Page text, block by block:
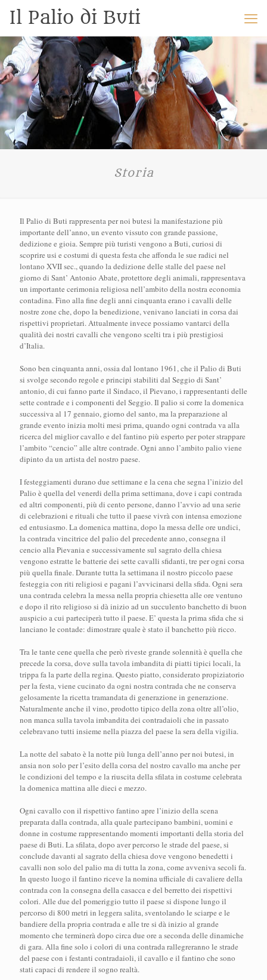
Il Palio di Buti
Storia
Il Palio di Buti rappresenta per noi butesi la manifestazione più
importante dell’anno, un evento vissuto con grande passione,
dedizione e gioia. Sempre più turisti vengono a Buti, curiosi di
scoprire usi e costumi di questa festa che affonda le sue radici nel
lontano XVII sec., quando la dedizione delle stalle del paese nel
giorno di Sant’ Antonio Abate, protettore degli animali, rappresentava
un importante cerimonia religiosa nell’ambito della nostra economia
contadina. Fino alla fine degli anni cinquanta erano i cavalli delle
nostre zone che, dopo la benedizione, venivano lanciati in corsa dai
rispettivi proprietari. Attualmente invece possiamo vantarci della
qualità dei nostri cavalli che vengono scelti tra i più prestigiosi
d’Italia.
Sono ben cinquanta anni, ossia dal lontano 1961, che il Palio di Buti
si svolge secondo regole e principi stabiliti dal Seggio di Sant’
antonio, di cui fanno parte il Sindaco, il Pievano, i rappresentanti delle
sette contrade e i componenti del Seggio. Il palio si corre la domenica
successiva al 17 gennaio, giorno del santo, ma la preparazione al
grande evento inizia molti mesi prima, quando ogni contrada va alla
ricerca del miglior cavallo e del fantino più esperto per poter strappare
l’ambito “cencio” alle altre contrade. Ogni anno l’ambito palio viene
dipinto da un artista del nostro paese.
I festeggiamenti durano due settimane e la cena che segna l’inizio del
Palio è quella del venerdi della prima settimana, dove i capi contrada
ed altri componenti, più di cento persone, danno l’avvio ad una serie
di celebrazioni e rituali che tutto il paese vivrà con intensa emozione
ed entusiasmo. La domenica mattina, dopo la messa delle ore undici,
la contrada vincitrice del palio del precedente anno, consegna il
cencio alla Pievania e successivamente sul sagrato della chiesa
vengono estratte le batterie dei sette cavalli sfidanti, tre per ogni corsa
più quella finale. Durante tutta la settimana il nostro piccolo paese
festeggia con riti religiosi e pagani l’avvicinarsi della sfida. Ogni sera
una contrada celebra la messa nella propria chiesetta alle ore ventuno
e dopo il rito religioso si dà inizio ad un succulento banchetto di buon
auspicio a cui parteciperà tutto il paese. E’ questa la prima sfida che si
lanciano le contade: dimostrare quale è stato il banchetto più ricco.
Tra le tante cene quella che però riveste grande solennità è quella che
precede la corsa, dove sulla tavola imbandita di piatti tipici locali, la
trippa fa la parte della regina. Questo piatto, considerato propiziatorio
per la festa, viene cucinato da ogni nostra contrada che ne conserva
gelosamente la ricetta tramandata di generazione in generazione.
Naturalmente anche il vino, prodotto tipico della zona oltre all’olio,
non manca sulla tavola imbandita dei contradaioli che in passato
celebravano tutti insieme nella piazza del paese la sera della vigilia.
La notte del sabato è la notte più lunga dell’anno per noi butesi, in
ansia non solo per l’esito della corsa del nostro cavallo ma anche per
le condizioni del tempo e la riuscita della sfilata in costume celebrata
la domenica mattina alle dieci e mezzo.
Ogni cavallo con il rispettivo fantino apre l’inizio della scena
preparata dalla contrada, alla quale partecipano bambini, uomini e
donne in costume rappresentando momenti importanti della storia del
paese di Buti. La sfilata, dopo aver percorso le strade del paese, si
conclude davanti al sagrato della chiesa dove vengono benedetti i
cavalli non solo del palio ma di tutta la zona, come avveniva secoli fa.
In questo luogo il fantino riceve la nomina ufficiale di cavaliere della
contrada con la consegna della casacca e del berretto dei rispettivi
colori. Alle due del pomeriggio tutto il paese si dispone lungo il
percorso di 800 metri in leggera salita, sventolando le sciarpe e le
bandiere della propria contrada e alle tre si dà inizio al grande
momento che terminerà dopo circa due ore a seconda delle dinamiche
di gara. Alla fine solo i colori di una contrada rallegreranno le strade
del paese con i festanti contradaioli, il cavallo e il fantino che sono
stati capaci di rendere il sogno realtà.